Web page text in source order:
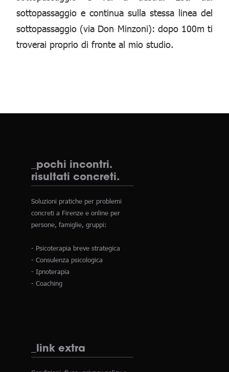
sottopassaggio e continua sulla stessa linea del
sottopassaggio (via Don Minzoni): dopo 100m ti
troverai proprio di fronte al mio studio.
_pochi incontri.
risultati concreti.
Soluzioni pratiche per problemi
concreti a Firenze e online per
persone, famiglie, gruppi:
- Psicoterapia breve strategica
- Consulenza psicologica
- Ipnoterapia
- Coaching
_link extra